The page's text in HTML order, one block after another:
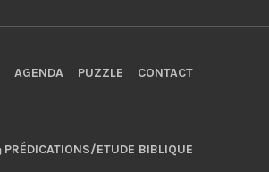
AGENDA PUZZLE CONTACT
PRÉDICATIONS/ETUDE BIBLIQUE